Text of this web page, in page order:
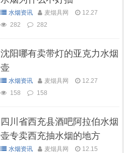
水烟资讯 麦烟具网
12.27
282
282
沈阳哪有卖带灯的亚克力水烟
壶
水烟资讯 麦烟具网
12.27
158
158
四川省西充县酒吧阿拉伯水烟
壶专卖西充抽水烟的地方
水烟资讯 麦烟具网
12.15